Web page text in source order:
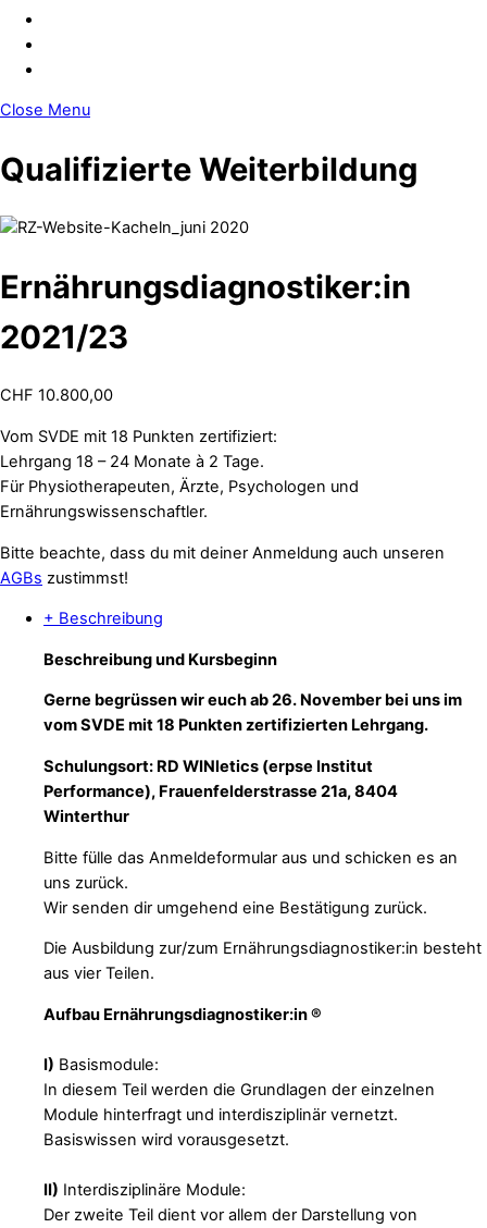
Close Menu
Qualifizierte Weiterbildung
Ernährungsdiagnostiker:in
2021/23
CHF 10.800,00
Vom SVDE mit 18 Punkten zertifiziert:
Lehrgang 18 – 24 Monate à 2 Tage.
Für Physiotherapeuten, Ärzte, Psychologen und
Ernährungswissenschaftler.
Bitte beachte, dass du mit deiner Anmeldung auch unseren
AGBs zustimmst!
+ Beschreibung
Beschreibung und Kursbeginn
Gerne begrüssen wir euch ab 26. November bei uns im
vom SVDE mit 18 Punkten zertifizierten Lehrgang.
Schulungsort: RD WINletics (erpse Institut
Performance), Frauenfelderstrasse 21a, 8404
Winterthur
Bitte fülle das Anmeldeformular aus und schicken es an
uns zurück.
Wir senden dir umgehend eine Bestätigung zurück.
Die Ausbildung zur/zum Ernährungsdiagnostiker:in besteht
aus vier Teilen.
Aufbau Ernährungsdiagnostiker:in ®
I) Basismodule:
In diesem Teil werden die Grundlagen der einzelnen
Module hinterfragt und interdisziplinär vernetzt.
Basiswissen wird vorausgesetzt.
II) Interdisziplinäre Module:
Der zweite Teil dient vor allem der Darstellung von